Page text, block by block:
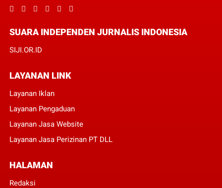
SUARA INDEPENDEN JURNALIS INDONESIA
SIJI.OR.ID
LAYANAN LINK
Layanan Iklan
Layanan Pengaduan
Layanan Jasa Website
Layanan Jasa Perizinan PT DLL
HALAMAN
Redaksi